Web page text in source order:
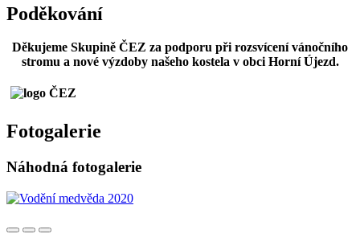
Poděkování
Děkujeme Skupině ČEZ za podporu při rozsvícení vánočního
stromu a nové výzdoby našeho kostela v obci Horní Újezd.
Fotogalerie
Náhodná fotogalerie